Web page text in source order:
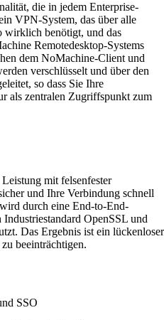
die in jedem Enterprise-
VPN-System, das über alle
wirklich benötigt, und das
Remotedesktop-Systems
dem NoMachine-Client und
verschlüsselt und über den
so dass Sie Ihre
als zentralen Zugriffspunkt zum
mit felsenfester
und Ihre Verbindung schnell
durch eine End-to-End-
Industriestandard OpenSSL und
Das Ergebnis ist ein lückenloser
beeinträchtigen.
SSO